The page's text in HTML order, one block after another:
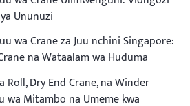
Ununuzi
wa Crane za Juu nchini Singapore:
na Wataalam wa Huduma
Dry End Crane, na Winder
wa Mitambo na Umeme kwa